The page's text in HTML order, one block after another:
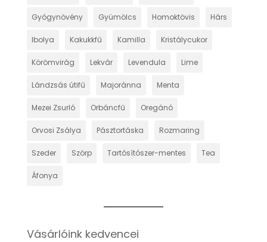
Gyógynövény Gyümölcs Homoktövis Hárs
Ibolya Kakukkfű Kamilla Kristálycukor
Körömvirág Lekvár Levendula Lime
Lándzsás útifű Majoránna Menta
Mezei Zsurló Orbáncfű Oregánó
Orvosi Zsálya Pásztortáska Rozmaring
Szeder Szörp Tartósítószer-mentes Tea
Áfonya
Vásárlóink kedvencei